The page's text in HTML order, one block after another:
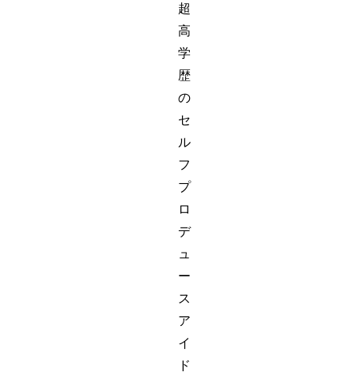
超
高
学
歴
の
セ
ル
フ
プ
ロ
デ
ュ
ー
ス
ア
イ
ド